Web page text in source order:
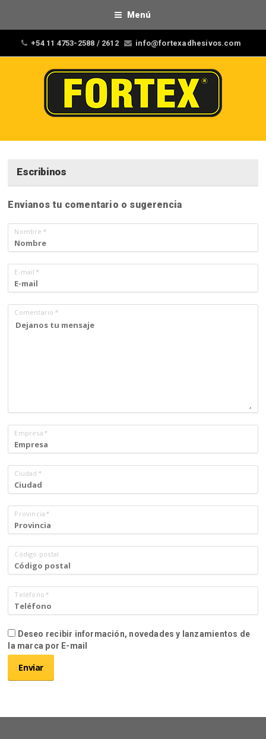
+54 11 4753-2588 / 2612 info@fortexadhesivos.com
Menú
Escribinos
Envianos tu comentario o sugerencia
Nombre *
E-mail *
Comentario *
Empresa *
Ciudad *
Provincia *
Código postal
Teléfono *
Deseo recibir información, novedades y lanzamientos de
la marca por E-mail